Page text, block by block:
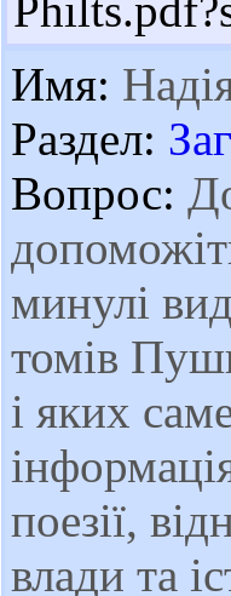
Имя:
Раздел:
Вопрос:
минулі
томів
і яких
поезії,
влади та